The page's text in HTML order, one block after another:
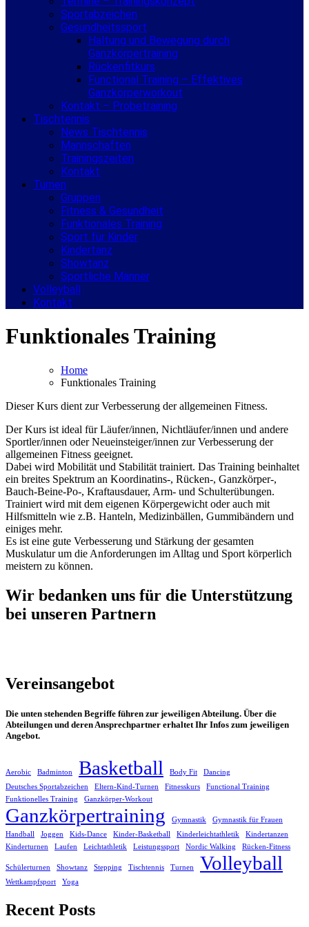
Sportabzeichen
Gesundheitssport
Haltung und Bewegung durch
Ganzkörpertraining
Rückenfitkurs
Functional Training – Effektives
Ganzkörperworkout
Kontakt – Probetraining
Tischtennis
News Tischtennis
Mannschaften
Trainingszeiten
Kontakt
Turnen
Gruppen
Fitness & Gesundheit
Funktionales Training
Sport für Kinder
Kindertanz
Showtanz
Sportliche Männer
Volleyball
Kontakt
Funktionales Training
Home
Funktionales Training
Dieser Kurs dient zur Verbesserung der allgemeinen Fitness.
Der Kurs ist ideal für Läufer/innen, Nichtläufer/innen und andere
Sportler/innen oder Neueinsteiger/innen zur Verbesserung der
allgemeinen Fitness geeignet.
Dabei wird Mobilität und Stabilität trainiert. Das Training beinhaltet
ein breites Spektrum an Koordinatins-, Rücken-, Ganzkörper-,
Bauch-Beine-Po-, Kraftausdauer, Arm- und Schulterübungen.
Trainiert wird mit dem eigenen Körpergewicht oder auch mit
Hilfsmitteln wie z.B. Hanteln, Medizinbällen, Gummibändern und
einiges mehr.
Es ist eine gute Verbesserung und Stärkung der gesamten
Muskulatur um die Anforderungen im Alltag und Sport körperlich
meistern zu können.
Wir bedanken uns für die Unterstützung
bei unseren Partnern
Vereinsangebot
Die unten stehenden Begriffe führen zur jeweiligen Abteilung. Über die
Abteilungen und deren Ansprechpartner erhaltet Ihr Infos zum jeweiligen
Angebot.
Aerobic Badminton Basketball Body Fit
Dancing
Deutsches Sportabzeichen
Eltern-Kind-Turnen Fitnesskurs
Functional Training
Funktionelles Training
Ganzkörper-Workout
Ganzkörpertraining Gymnastik
Gymnastik für Frauen
Handball
Joggen Kids-Dance Kinder-Basketball Kinderleichtathletik
Kindertanzen
Kinderturnen
Laufen Leichtathletik Leistungssport Nordic Walking Rücken-Fitness
Schülerturnen Showtanz Stepping Tischtennis Turnen Volleyball
Wettkampfsport Yoga
Recent Posts